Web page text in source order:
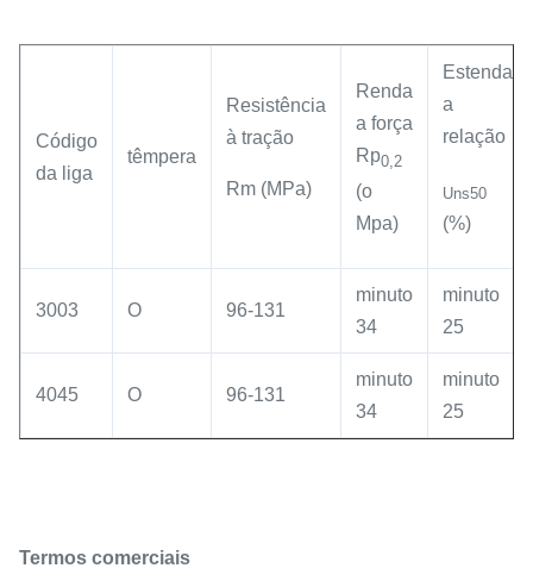
Código
da liga
têmpera
Resistência
à tração
Rm (MPa)
Renda
a força
Rp0,2
(o
Mpa)
Estenda
a
relação
Uns50
(%)
3003 O 96-131
minuto
34
minuto
25
4045 O 96-131
minuto
34
minuto
25
Termos comerciais